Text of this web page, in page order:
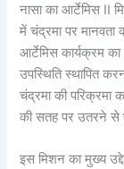
नासा का आर्टेमिस II
में चंद्रमा पर मानवता
आर्टेमिस कार्यक्रम
उपस्थिति स्थापित
चंद्रमा की परिक्रमा
की सतह पर उतरने से
इस मिशन का मुख्य